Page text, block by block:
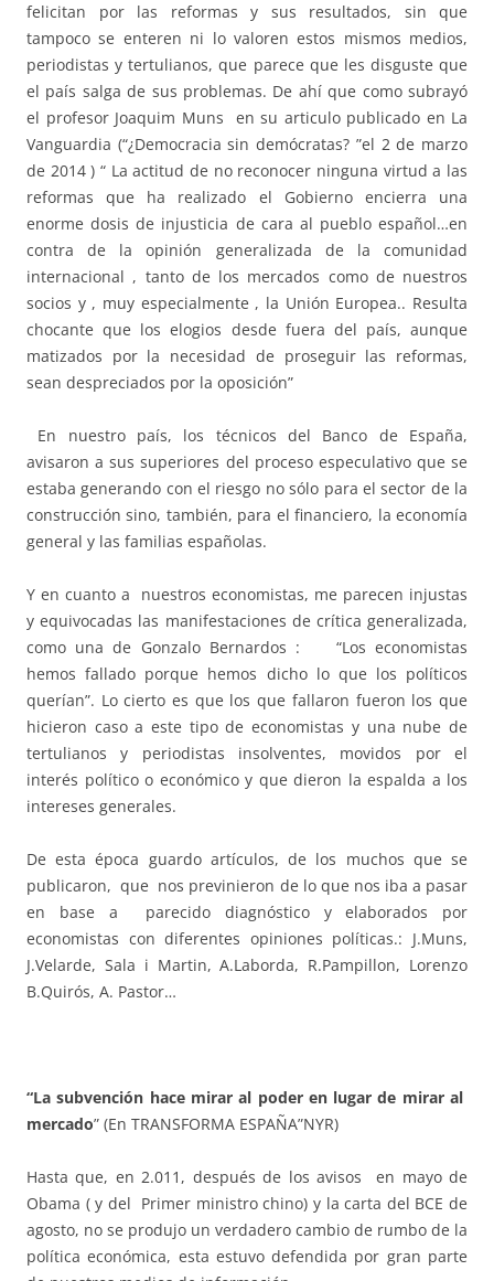
felicitan por las reformas y sus resultados, sin que
tampoco se enteren ni lo valoren estos mismos medios,
periodistas y tertulianos, que parece que les disguste que
el país salga de sus problemas. De ahí que como subrayó
el profesor Joaquim Muns en su articulo publicado en La
Vanguardia (“¿Democracia sin demócratas? ”el 2 de marzo
de 2014 ) “ La actitud de no reconocer ninguna virtud a las
reformas que ha realizado el Gobierno encierra una
enorme dosis de injusticia de cara al pueblo español…en
contra de la opinión generalizada de la comunidad
internacional , tanto de los mercados como de nuestros
socios y , muy especialmente , la Unión Europea.. Resulta
chocante que los elogios desde fuera del país, aunque
matizados por la necesidad de proseguir las reformas,
sean despreciados por la oposición”
En nuestro país, los técnicos del Banco de España,
avisaron a sus superiores del proceso especulativo que se
estaba generando con el riesgo no sólo para el sector de la
construcción sino, también, para el financiero, la economía
general y las familias españolas.
Y en cuanto a nuestros economistas, me parecen injustas
y equivocadas las manifestaciones de crítica generalizada,
como una de Gonzalo Bernardos : “Los economistas
hemos fallado porque hemos dicho lo que los políticos
querían”. Lo cierto es que los que fallaron fueron los que
hicieron caso a este tipo de economistas y una nube de
tertulianos y periodistas insolventes, movidos por el
interés político o económico y que dieron la espalda a los
intereses generales.
De esta época guardo artículos, de los muchos que se
publicaron, que nos previnieron de lo que nos iba a pasar
en base a parecido diagnóstico y elaborados por
economistas con diferentes opiniones políticas.: J.Muns,
J.Velarde, Sala i Martin, A.Laborda, R.Pampillon, Lorenzo
B.Quirós, A. Pastor…
“La subvención hace mirar al poder en lugar de mirar al
mercado” (En TRANSFORMA ESPAÑA”NYR)
Hasta que, en 2.011, después de los avisos en mayo de
Obama ( y del Primer ministro chino) y la carta del BCE de
agosto, no se produjo un verdadero cambio de rumbo de la
política económica, esta estuvo defendida por gran parte